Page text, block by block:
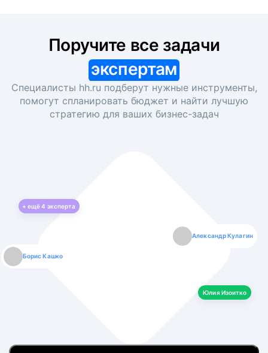
экспертам
Специалисты hh.ru подберут нужные инструменты,
помогут спланировать бюджет и найти лучшую
стратегию для ваших бизнес-задач
+ ещё4 эксперта
Борис Кашко
Александр Кулагин
Юлия Изоитко
Юлия Изоитко
Даниил Макаров
Александр Кулагин
Екатерина Лазаренко
Даниил Макаров
Борис Кашко
Екатерина Лазаренко
Юлия Изоитко